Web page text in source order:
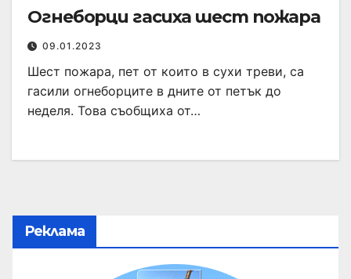
Огнеборци гасиха шест пожара
09.01.2023
Шест пожара, пет от които в сухи треви, са
гасили огнеборците в дните от петък до
неделя. Това съобщиха от…
Реклама